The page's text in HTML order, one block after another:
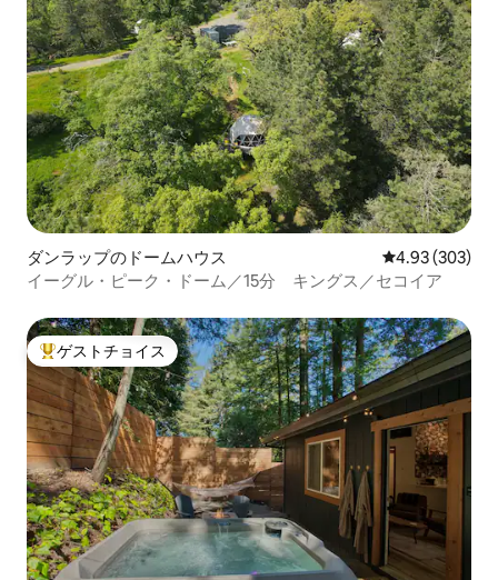
ダンラップのドームハウス レビュー303
4.93 (303)
イーグル・ピーク・ドーム／15分 キングス／セコイア
大好評のゲストチョイスです。
ゲストチョイス